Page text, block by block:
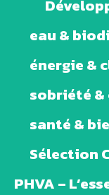
eau &
énergie &
sobriété
santé &
Sélection
PHVA –